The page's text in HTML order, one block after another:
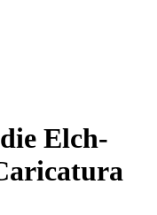
Elch-